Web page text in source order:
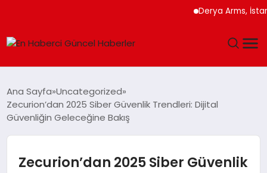
Derya Arms, İstanbul
SPOR
Ana Sayfa Uncategorized
Zecurion’dan 2025 Siber Güvenlik Trendleri: Dijital
Güvenliğin Geleceğine Bakış
Zecurion’dan 2025 Siber Güvenlik